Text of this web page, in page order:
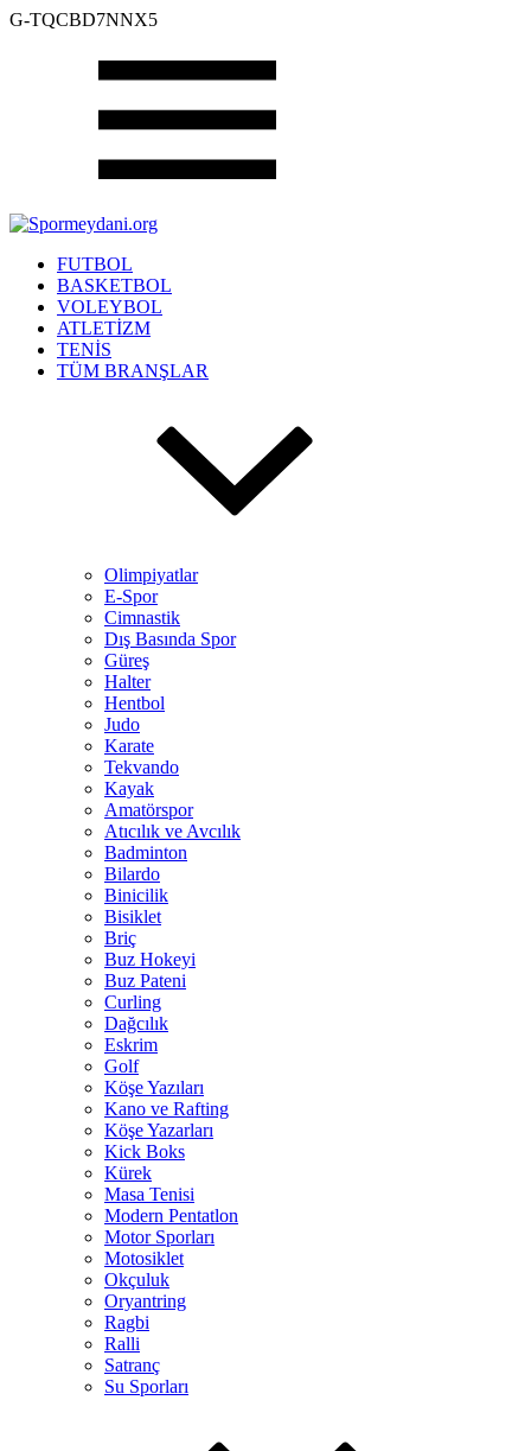
G-TQCBD7NNX5
FUTBOL
BASKETBOL
VOLEYBOL
ATLETİZM
TENİS
TÜM BRANŞLAR
Olimpiyatlar
E-Spor
Cimnastik
Dış Basında Spor
Güreş
Halter
Hentbol
Judo
Karate
Tekvando
Kayak
Amatörspor
Atıcılık ve Avcılık
Badminton
Bilardo
Binicilik
Bisiklet
Briç
Buz Hokeyi
Buz Pateni
Curling
Dağcılık
Eskrim
Golf
Köşe Yazıları
Kano ve Rafting
Köşe Yazarları
Kick Boks
Kürek
Masa Tenisi
Modern Pentatlon
Motor Sporları
Motosiklet
Okçuluk
Oryantring
Ragbi
Ralli
Satranç
Su Sporları